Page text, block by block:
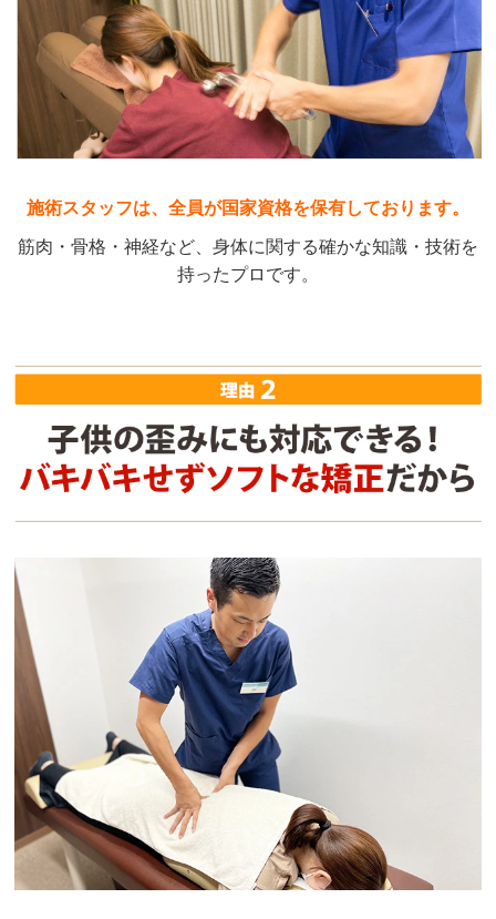
施術スタッフは、全員が国家資格を保有しております。
筋肉・骨格・神経など、身体に関する確かな知識・技術を
持ったプロです。